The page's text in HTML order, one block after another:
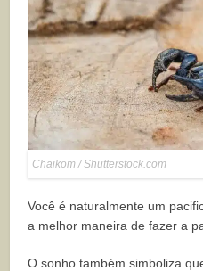
Chaikom / Shutterstock.com
Você é naturalmente um
a melhor maneira de fazer a
O sonho também simboliza